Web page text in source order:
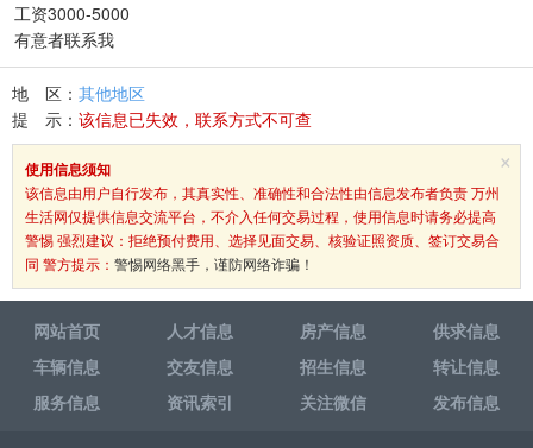
工资3000-5000
有意者联系我
地 区： 其他地区
提 示： 该信息已失效，联系方式不可查
×
使用信息须知
该信息由用户自行发布，其真实性、准确性和合法性由信息发布者负责 万州
生活网仅提供信息交流平台，不介入任何交易过程，使用信息时请务必提高
警惕 强烈建议：拒绝预付费用、选择见面交易、核验证照资质、签订交易合
同 警方提示： 警惕网络黑手，谨防网络诈骗！
网站首页 人才信息 房产信息
供求信息
车辆信息
交友信息 招生信息
转让信息
服务信息
资讯索引 关注微信 发布信息